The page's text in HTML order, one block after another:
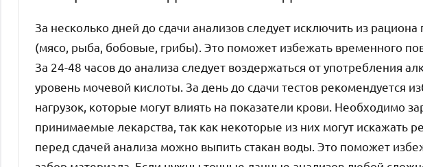
За несколько дней до сдачи анализов следует исключить из
(мясо, рыба, бобовые, грибы). Это поможет избежать временного
За 24-48 часов до анализа следует воздержаться от употребления
уровень мочевой кислоты. За день до сдачи тестов рекомендуется
нагрузок, которые могут влиять на показатели крови. Необходимо
принимаемые лекарства, так как некоторые из них могут искажать
перед сдачей анализа можно выпить стакан воды. Это поможет